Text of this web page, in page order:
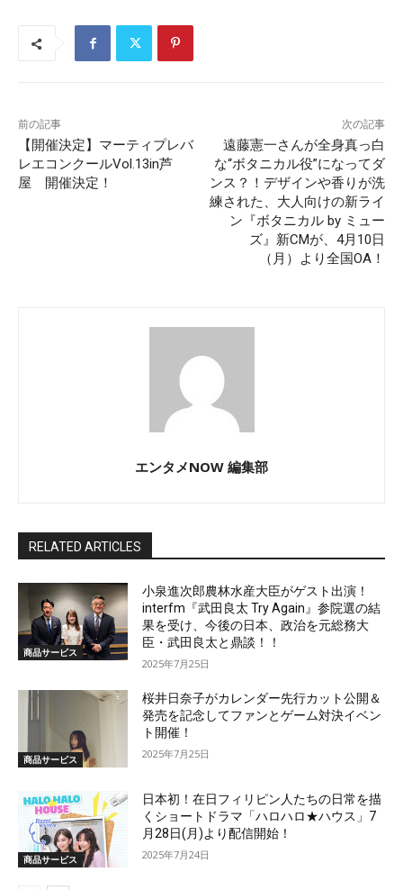
前の記事
【開催決定】マーティプレバ
レエコンクールVol.13in芦
屋 開催決定！
次の記事
遠藤憲一さんが全身真っ白
な“ボタニカル役”になってダ
ンス？！デザインや香りが洗
練された、大人向けの新ライ
ン『ボタニカル by ミュー
ズ』新CMが、4月10日
（月）より全国OA！
エンタメNOW 編集部
RELATED ARTICLES
商品サービス
小泉進次郎農林水産大臣がゲスト出演！
interfm『武田良太 Try Again』参院選の結
果を受け、今後の日本、政治を元総務大
臣・武田良太と鼎談！！
2025年7月25日
商品サービス
桜井日奈子がカレンダー先行カット公開＆
発売を記念してファンとゲーム対決イベン
ト開催！
2025年7月25日
商品サービス
日本初！在日フィリピン人たちの日常を描
くショートドラマ「ハロハロ★ハウス」7
月28日(月)より配信開始！
2025年7月24日